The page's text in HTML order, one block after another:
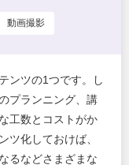
ド
動画撮影
ンツの1つです。し
プランニング、講
工数とコストがか
ツ化しておけば、
るなどさまざまな